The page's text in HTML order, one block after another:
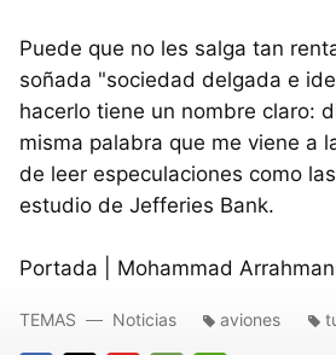
Puede que no les salga tan
soñada "sociedad delgada e
hacerlo tiene un nombre claro:
misma palabra que me viene a
de leer especulaciones como
estudio de Jefferies Bank.
Portada | Mohammad
TEMAS Noticias aviones